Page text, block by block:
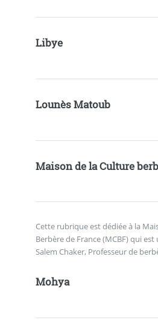
Libye
Lounès Matoub
Maison de la Culture
Cette rubrique est dédiée à la
Berbère de France (MCBF) qui
Salem Chaker, Professeur de
Mohya